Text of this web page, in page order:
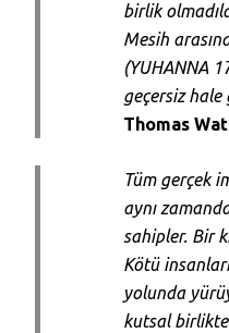
birlik
Mesih
(YUHANNA
geçersiz hale
Thomas
Tüm gerçek
aynı
sahipler. Bir
Kötü
yolunda
kutsal